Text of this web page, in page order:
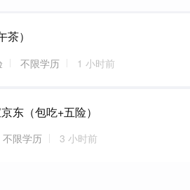
）
不限学历 1 小时前
东（包吃+五险）
不限学历 3 小时前